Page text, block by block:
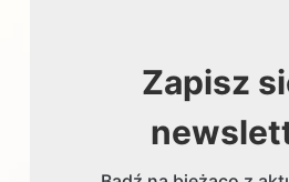
Zapisz